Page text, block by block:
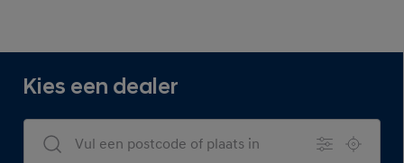
Kies een dealer
Dealers Search